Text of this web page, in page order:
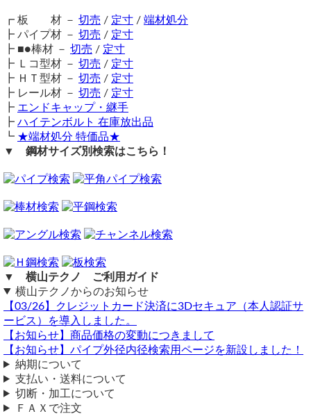
す。
送料（養生梱包費含む）は数量に応じて別途掛かります。
工業用鋼材となりますので、材料の移動・切断・加工・配送
に伴う擦り傷や汚れ・歪み等が発生します事をご了承くださ
い。
商品の返品・交換はお受けできません。
商品購入は自動計算フォームに必要寸法・数量等を入力し、
試算結果を確認後、買い物カートに追加して注文フォームへ
とお進みください。
ご注文メール返信にて送料・振込先等をご連絡いたします。
自動計算フォームでの試算ができない場合や複雑な加工を伴
う品の場合は、メールフォーム（見積依頼・注文依頼）より
お問い合わせください。
《 見積内容 》
鉄 STS/STPT370パイプ
200AxSch160(216.3φｘ23.0t) 長さ420mm切寸
単価：79,850円 単品重量：46.514kg
数量：3
---------------------------------------
小計：239,550円
梱包・送料（16,700円）
セイノースーパーエクスプレス便パレット150K 営業所止め
【合計金額：256,250円】税込 総重量：139.5kg
見積依頼
STS370 150A sch160（外径165.2内径128.9前後）
15本の見積・及び送料をご教示お願いいたします。
メーカー見積もり中
購入について
菅の肉厚が一番ゴツいやつで１５Aと20Aを一メータねじ切り無しで
２本ずつの計４本購入したいです
肉厚についてはSTPGでshc80の物も取り扱いがございます。
┏ 板 材 － 切売 / 定寸 / 端材処分
┣ パイプ材 － 切売 / 定寸
┣ ■●棒材 － 切売 / 定寸
┣ Ｌコ型材 － 切売 / 定寸
┣ ＨＴ型材 － 切売 / 定寸
┣ レール材 － 切売 / 定寸
┣ エンドキャップ・継手
┣ ハイテンボルト 在庫放出品
┗ ★端材処分 特価品★
▼ 鋼材サイズ別検索はこちら！
▼ 横山テクノ ご利用ガイド
横山テクノからのお知らせ
【03/26】クレジットカード決済に3Dセキュア（本人認証サ
ービス）を導入しました。
【お知らせ】商品価格の変動につきまして
【お知らせ】パイプ外径内径検索用ページを新設しました！
納期について
支払い・送料について
切断・加工について
ＦＡＸで注文